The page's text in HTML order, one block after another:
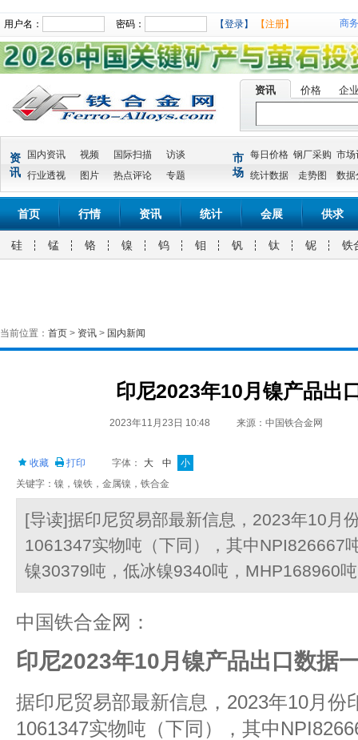
用户名： 密码： 【登录】 【注册】 商
资讯 价格 企
资
讯
国内资讯 视频 国际扫描
访谈
行业透视
图片 热点评论 专题
市
场
每日价格 钢厂采购 市场
统计数据
走势图 数据
首页 行情 资讯 统计 会展 供求
硅 锰 铬 镍 钨 钼 钒 钛 铌 铁
当前位置： 首页 > 资讯 > 国内新闻
印尼2023年10月镍产品出
2023年11月23日 10:48 来源：中国铁合金网
收藏 打印 字体： 大 中
小
关键字：镍，镍铁，金属镍，铁合金
[导读]据印尼贸易部最新信息，2023年10月
1061347实物吨（下同），其中NPI826667
镍30379吨，低冰镍9340吨，MHP168960
中国铁合金网：
印尼2023年10月镍产品出口数据
据印尼贸易部最新信息，2023年10月份
1061347实物吨（下同），其中